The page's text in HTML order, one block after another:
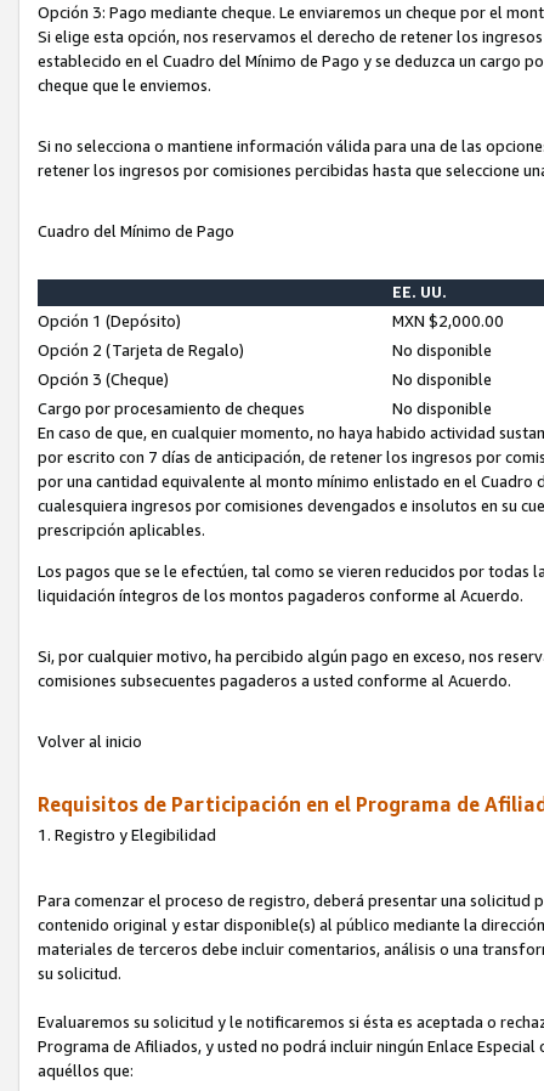
Opción 3: Pago mediante cheque. Le enviaremos un cheque por el
Si elige esta opción, nos reservamos el derecho de retener los
establecido en el Cuadro del Mínimo de Pago y se deduzca un cargo
cheque que le enviemos.
Si no selecciona o mantiene información válida para una de las
retener los ingresos por comisiones percibidas hasta que seleccione
Cuadro del Mínimo de Pago
EE. UU.
Opción 1 (Depósito)
MXN $2,000.00
Opción 2 (Tarjeta de Regalo)
No disponible
Opción 3 (Cheque)
No disponible
Cargo por procesamiento de cheques
No disponible
En caso de que, en cualquier momento, no haya habido actividad
por escrito con 7 días de anticipación, de retener los ingresos por
por una cantidad equivalente al monto mínimo enlistado en el
cualesquiera ingresos por comisiones devengados e insolutos en su
prescripción aplicables.
Los pagos que se le efectúen, tal como se vieren reducidos por todas
liquidación íntegros de los montos pagaderos conforme al Acuerdo.
Si, por cualquier motivo, ha percibido algún pago en exceso, nos
comisiones subsecuentes pagaderos a usted conforme al Acuerdo.
Volver al inicio
Requisitos de Participación en el Programa de
1. Registro y Elegibilidad
Para comenzar el proceso de registro, deberá presentar una solicitud
contenido original y estar disponible(s) al público mediante la
materiales de terceros debe incluir comentarios, análisis o una
su solicitud.
Evaluaremos su solicitud y le notificaremos si ésta es aceptada o
Programa de Afiliados, y usted no podrá incluir ningún Enlace
aquéllos que: